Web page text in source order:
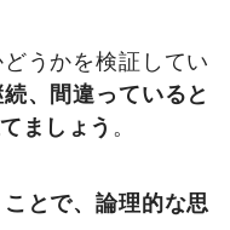
うかを検証してい
、間違っていると
ましょう 。
とで、論理的な思